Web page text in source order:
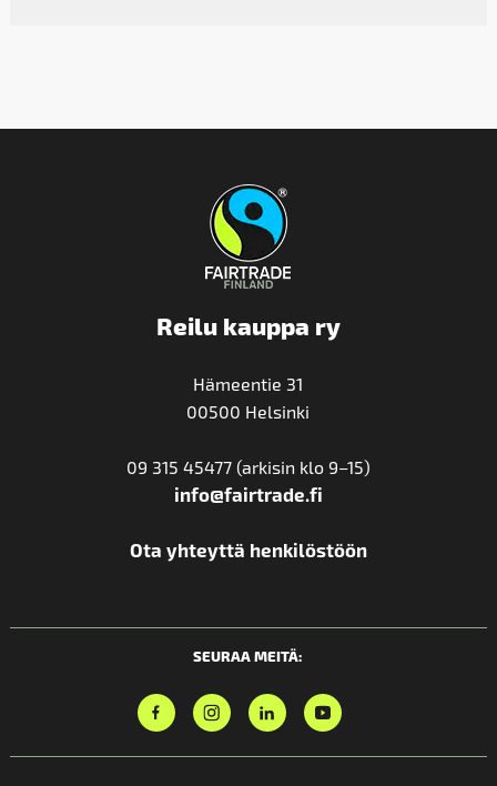
Reilu kauppa ry
Hämeentie 31
00500 Helsinki
09 315 45477 (arkisin klo 9–15)
info@fairtrade.fi
Ota yhteyttä henkilöstöön
SEURAA MEITÄ: